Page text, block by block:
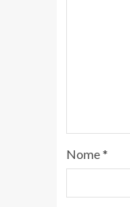
Nome*